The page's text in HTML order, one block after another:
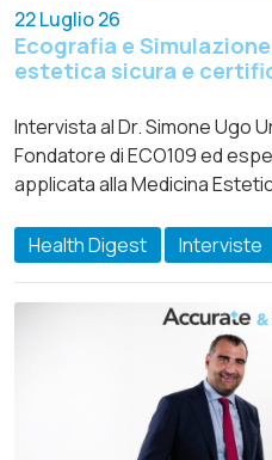
22 Luglio 26
Ecografia e
estetica sicura e
Intervista al Dr. Simone Ugo
Fondatore di ECO109 ed
applicata alla Medicina
Health Digest Interviste